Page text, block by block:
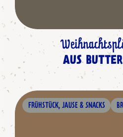
AUS
FRÜHSTÜCK, JAUSE & SNACKS